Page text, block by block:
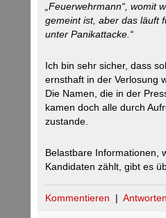
„Feuerwehrmann“, womit
gemeint ist, aber das läuft
unter Panikattacke.“
Ich bin sehr sicher, dass
ernsthaft in der Verlosung
Die Namen, die in der
kamen doch alle durch
zustande.
Belastbare Informationen,
Kandidaten zählt, gibt es
Kommentieren | Antworten